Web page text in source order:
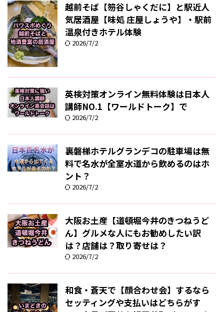
越前そば【笏谷しゃくだに】と駅近人
気居酒屋【味処 庄屋しょうや】・駅前
温泉付きホテル体験
2026/7/2
英検対策オンライン無料体験は日本人
講師NO.1【ワールドトーク】で
2026/7/2
裏磐梯ホテルグランデコの駐車場は無
料で名水が全室水道から飲めるのはホ
ント？
2026/7/2
大阪お土産【道頓堀今井のきつねうど
ん】グルメな人にもお勧めしたい訳
は？店舗は？取り寄せは？
2026/7/2
和食・蒼天で【顔合わせ会】するなら
セッティングや支払いはどちらがす